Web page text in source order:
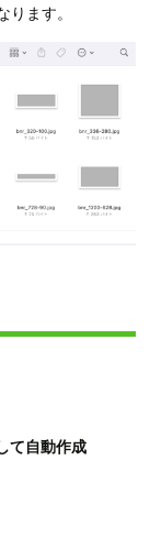
ます。
て自動作成